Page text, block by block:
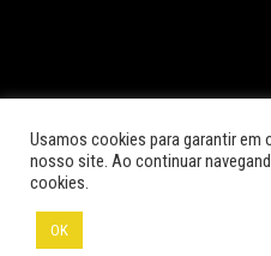
© 2026 Pró-Carnívoros.©
Carnívoros Neotropicais – Pró-
| Site por
Usamos cookies para garantir em
nosso site. Ao continuar
cookies.
OK